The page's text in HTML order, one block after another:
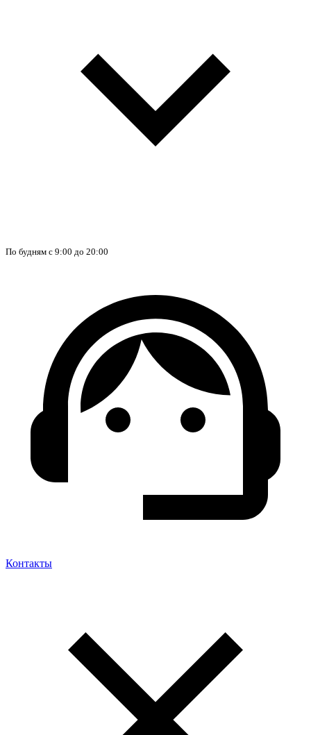
По будням с 9:00 до 20:00
Контакты